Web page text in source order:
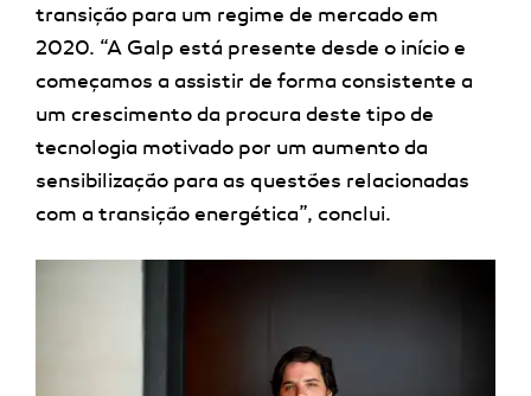
transição para um regime de mercado em
2020. “A Galp está presente desde o início e
começamos a assistir de forma consistente a
um crescimento da procura deste tipo de
tecnologia motivado por um aumento da
sensibilização para as questões relacionadas
com a transição energética”, conclui.